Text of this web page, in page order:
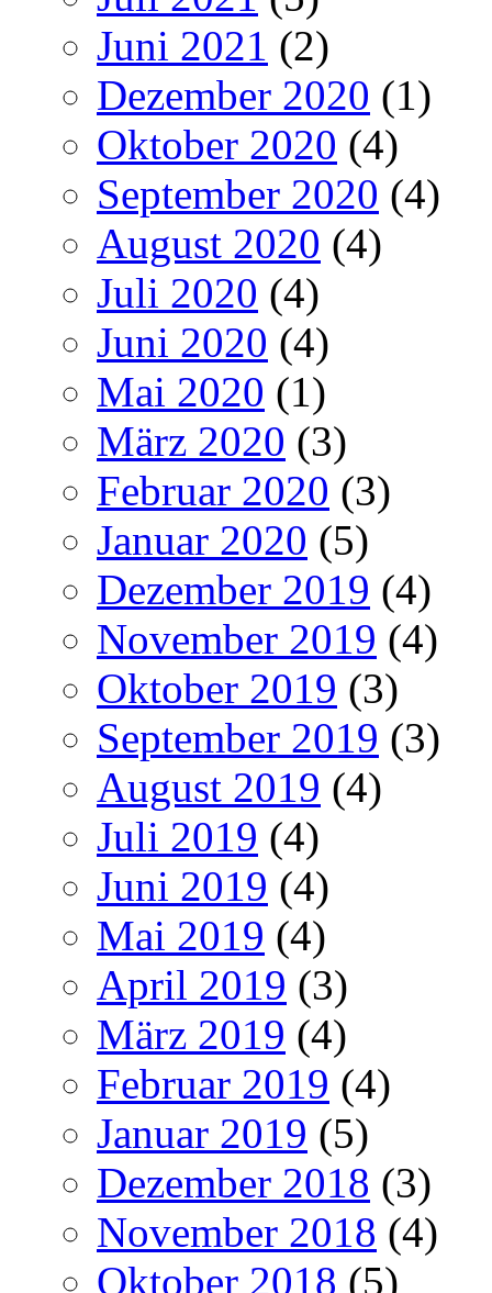
Juni 2021 (2)
Dezember 2020 (1)
Oktober 2020 (4)
September 2020 (4)
August 2020 (4)
Juli 2020 (4)
Juni 2020 (4)
Mai 2020 (1)
März 2020 (3)
Februar 2020 (3)
Januar 2020 (5)
Dezember 2019 (4)
November 2019 (4)
Oktober 2019 (3)
September 2019 (3)
August 2019 (4)
Juli 2019 (4)
Juni 2019 (4)
Mai 2019 (4)
April 2019 (3)
März 2019 (4)
Februar 2019 (4)
Januar 2019 (5)
Dezember 2018 (3)
November 2018 (4)
Oktober 2018 (5)